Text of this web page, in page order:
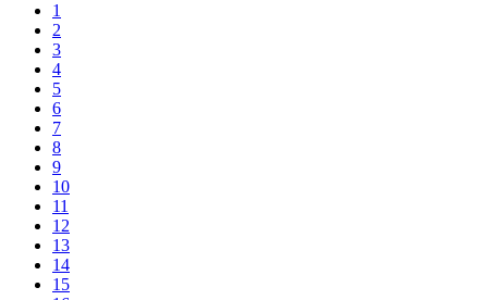
1
2
3
4
5
6
7
8
9
10
11
12
13
14
15